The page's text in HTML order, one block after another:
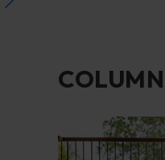
COLUMN